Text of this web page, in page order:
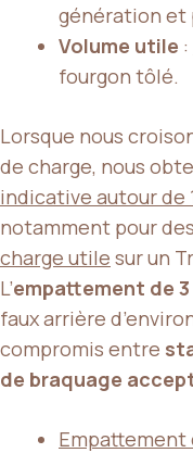
génération et
Volume utile :
fourgon tôlé.
Lorsque nous
de charge, nous
indicative autour de
notamment pour
charge utile sur un
L’empattement de 3
faux arrière
compromis entre
de braquage
Empattement